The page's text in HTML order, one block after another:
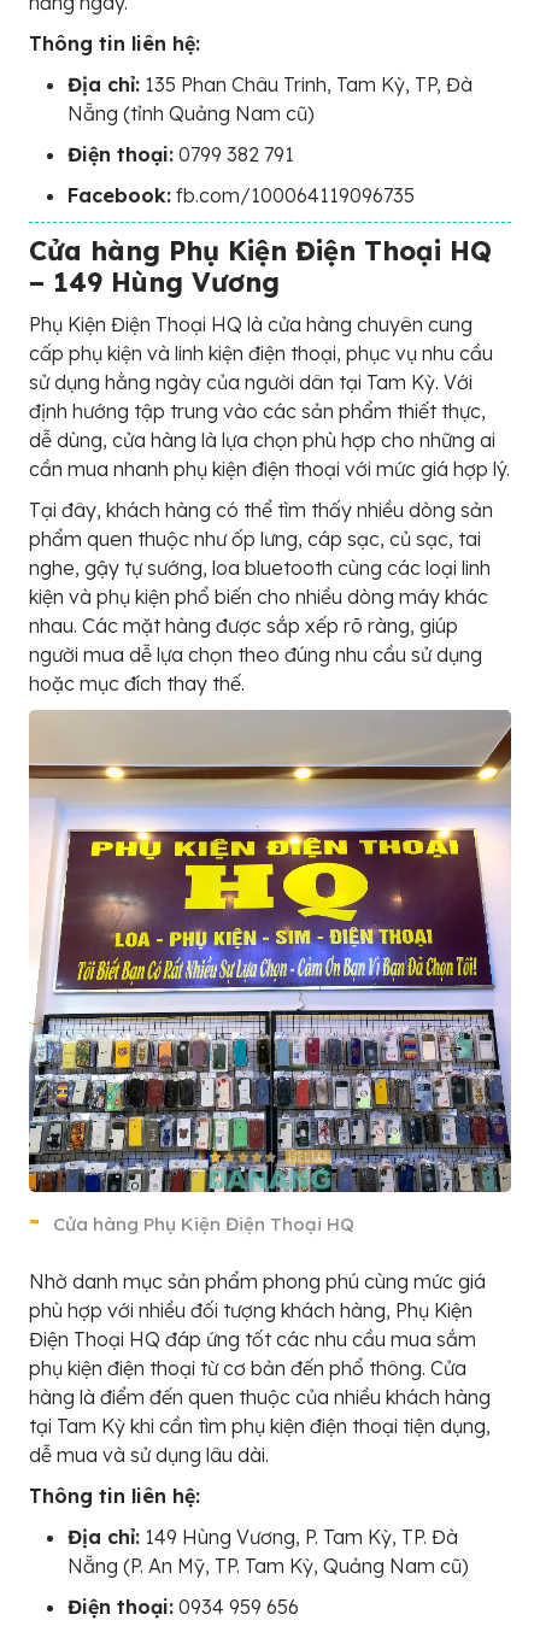
Thông tin liên hệ:
Địa chỉ: 135 Phan Châu Trinh, Tam Kỳ, TP, Đà
Nẵng (tỉnh Quảng Nam cũ)
Điện thoại: 0799 382 791
Facebook: fb.com/100064119096735
Cửa hàng Phụ Kiện Điện Thoại HQ
– 149 Hùng Vương
Phụ Kiện Điện Thoại HQ là cửa hàng chuyên cung
cấp phụ kiện và linh kiện điện thoại, phục vụ nhu cầu
sử dụng hằng ngày của người dân tại Tam Kỳ. Với
định hướng tập trung vào các sản phẩm thiết thực,
dễ dùng, cửa hàng là lựa chọn phù hợp cho những ai
cần mua nhanh phụ kiện điện thoại với mức giá hợp lý.
Tại đây, khách hàng có thể tìm thấy nhiều dòng sản
phẩm quen thuộc như ốp lưng, cáp sạc, củ sạc, tai
nghe, gậy tự sướng, loa bluetooth cùng các loại linh
kiện và phụ kiện phổ biến cho nhiều dòng máy khác
nhau. Các mặt hàng được sắp xếp rõ ràng, giúp
người mua dễ lựa chọn theo đúng nhu cầu sử dụng
hoặc mục đích thay thế.
Cửa hàng Phụ Kiện Điện Thoại HQ
Nhờ danh mục sản phẩm phong phú cùng mức giá
phù hợp với nhiều đối tượng khách hàng, Phụ Kiện
Điện Thoại HQ đáp ứng tốt các nhu cầu mua sắm
phụ kiện điện thoại từ cơ bản đến phổ thông. Cửa
hàng là điểm đến quen thuộc của nhiều khách hàng
tại Tam Kỳ khi cần tìm phụ kiện điện thoại tiện dụng,
dễ mua và sử dụng lâu dài.
Thông tin liên hệ:
Địa chỉ: 149 Hùng Vương, P. Tam Kỳ, TP. Đà
Nẵng (P. An Mỹ, TP. Tam Kỳ, Quảng Nam cũ)
Điện thoại: 0934 959 656